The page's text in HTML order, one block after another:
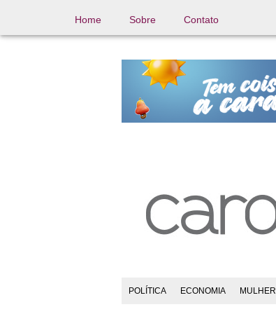
Home Sobre Contato
POLÍTICA ECONOMIA MULHER